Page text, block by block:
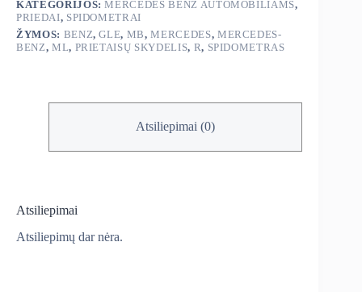
GLE
2006-
2017
prietaisų
KATEGORIJOS:MERCEDES BENZ AUTOMOBILIAMS,
PRIEDAI, SPIDOMETRAI
ŽYMOS: BENZ,GLE, MB,MERCEDES, MERCEDES-
BENZ, ML, PRIETAISŲ SKYDELIS, R, SPIDOMETRAS
Atsiliepimai (0)
Atsiliepimai
Atsiliepimų dar nėra.